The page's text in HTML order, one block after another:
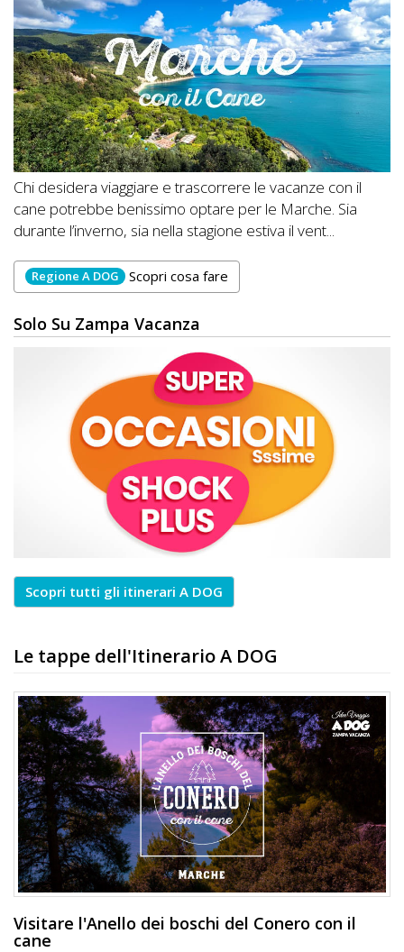
Chi desidera viaggiare e trascorrere le vacanze con il
cane potrebbe benissimo optare per le Marche. Sia
durante l’inverno, sia nella stagione estiva il vent...
Regione A DOG Scopri cosa fare
Solo Su Zampa Vacanza
Scopri tutti gli itinerari A DOG
Le tappe dell'Itinerario A DOG
Visitare l'Anello dei boschi del Conero con il
cane